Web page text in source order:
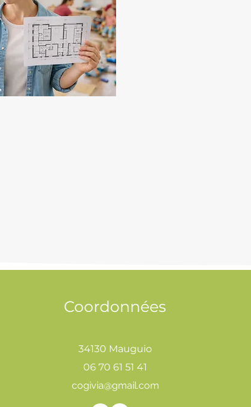
Coordonnées
34130 Mauguio
06 70 61 51 41
cogivia@gmail.com